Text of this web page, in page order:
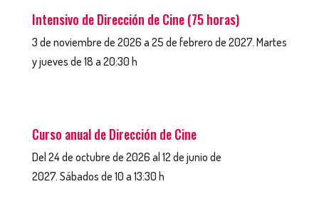
Intensivo de Dirección de Cine (75 horas)
3 de noviembre de 2026 a 25 de febrero de 2027. Martes
y jueves de 18 a 20:30 h
Curso anual de Dirección de Cine
Del 24 de octubre de 2026 al 12 de junio de
2027. Sábados de 10 a 13:30 h